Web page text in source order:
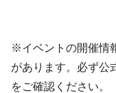
※イベントの開催情
があります。必ず公
をご確認ください。